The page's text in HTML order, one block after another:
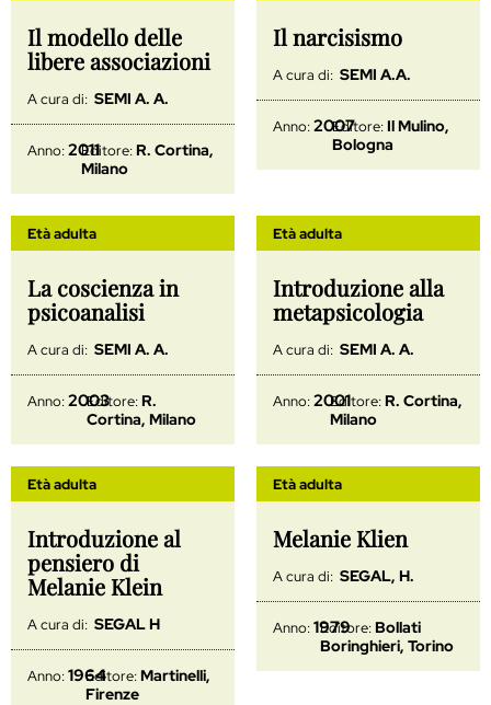
Il modello delle
libere associazioni
A cura di: SEMI A. A.
Anno:2011
Editore:R. Cortina,
Milano
Il narcisismo
A cura di: SEMI A.A.
Anno:2007Editore:Il Mulino,
Bologna
Età adulta
La coscienza in
psicoanalisi
A cura di: SEMI A. A.
Anno:2003
Editore:R.
Cortina, Milano
Età adulta
Introduzione alla
metapsicologia
A cura di: SEMI A. A.
Anno:2001
Editore:R. Cortina,
Milano
Età adulta
Introduzione al
pensiero di
Melanie Klein
A cura di: SEGAL H
Anno:1964Editore:Martinelli,
Firenze
Età adulta
Melanie Klien
A cura di: SEGAL, H.
Anno:1979
Editore:Bollati
Boringhieri, Torino